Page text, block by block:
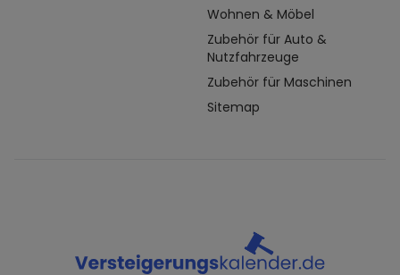
Wohnen & Möbel
Zubehör für Auto &
Nutzfahrzeuge
Zubehör für Maschinen
Sitemap